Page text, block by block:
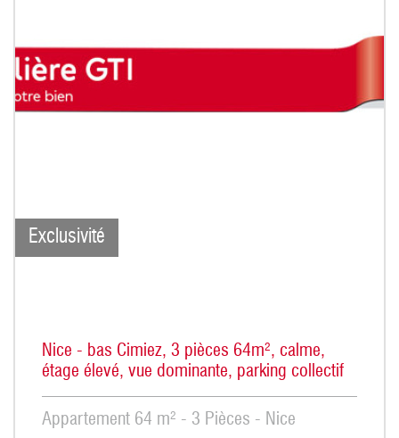
Exclusivité
Nice - bas Cimiez, 3 pièces 64m², calme,
étage élevé, vue dominante, parking collectif
Appartement 64 m² - 3 Pièces - Nice